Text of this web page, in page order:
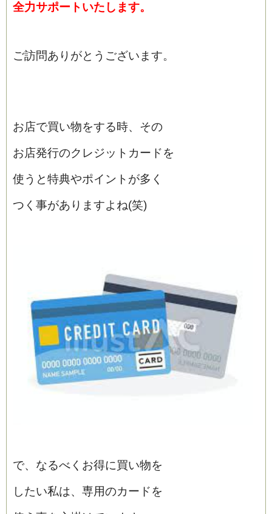
全力サポートいたします。
ご訪問ありがとうございます。
お店で買い物をする時、その
お店発行のクレジットカードを
使うと特典やポイントが多く
つく事がありますよね(笑)
で、なるべくお得に買い物を
したい私は、専用のカードを